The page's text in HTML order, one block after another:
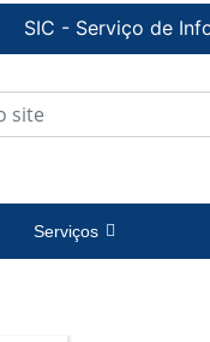
SIC - Serviço de
Serviços